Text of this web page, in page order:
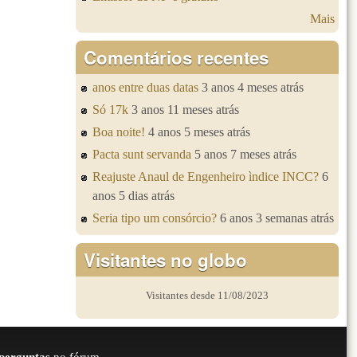
Mais
Comentários recentes
anos entre duas datas 3 anos 4 meses atrás
Só 17k 3 anos 11 meses atrás
Boa noite! 4 anos 5 meses atrás
Pacta sunt servanda 5 anos 7 meses atrás
Reajuste Anaul de Engenheiro ìndice INCC? 6
anos 5 dias atrás
Seria tipo um consórcio? 6 anos 3 semanas atrás
Visitantes no globo
Visitantes desde 11/08/2023